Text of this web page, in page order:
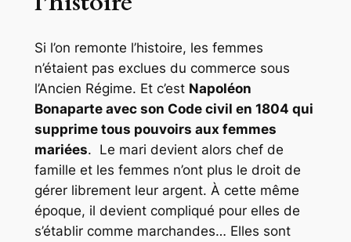
Si l’on remonte l’histoire, les femmes
n’étaient pas exclues du commerce sous
l’Ancien Régime. Et c’est Napoléon
Bonaparte avec son Code civil en 1804 qui
supprime tous pouvoirs aux femmes
mariées. Le mari devient alors chef de
famille et les femmes n’ont plus le droit de
gérer librement leur argent. À cette même
époque, il devient compliqué pour elles de
s’établir comme marchandes… Elles sont